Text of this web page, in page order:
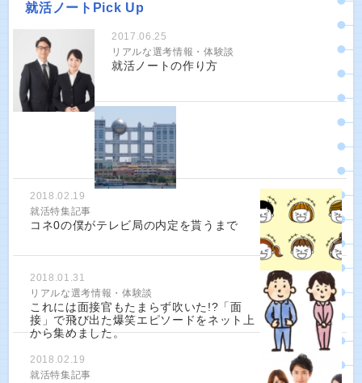
就活ノートPick Up
2017.06.25
リアルな選考情報・体験談
就活ノートの作り方
2018.02.19
就活特集記事
コネ0の僕がテレビ局の内定を貰うまで
2018.01.31
リアルな選考情報・体験談
これには面接官もたまらず吹いた!?「面
接」で飛び出た爆笑エピソードをネット上
から集めました。
2018.02.19
就活特集記事